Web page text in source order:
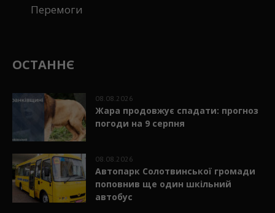
Перемоги
ОСТАННЄ
08.08.2026
Жара продовжує спадати: прогноз
погоди на 9 серпня
08.08.2026
Автопарк Солотвинської громади
поповнив ще один шкільний
автобус